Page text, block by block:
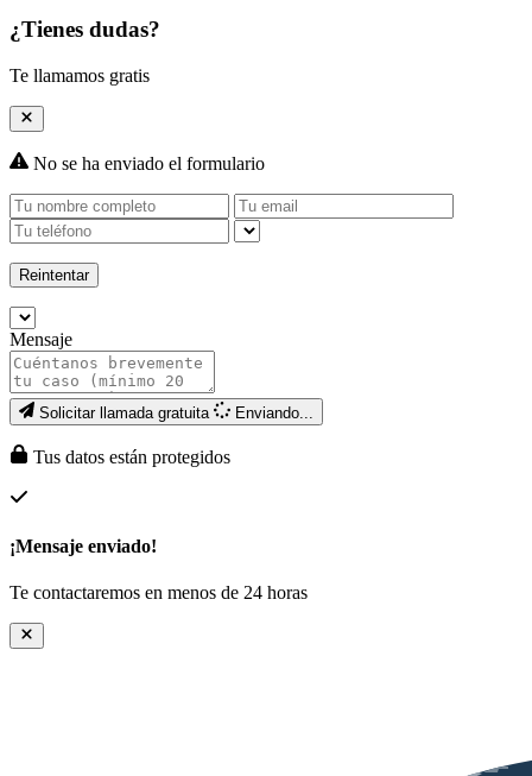
¿Tienes dudas?
Te llamamos gratis
No se ha enviado el formulario
Reintentar
Mensaje
Solicitar llamada gratuita Enviando...
Tus datos están protegidos
¡Mensaje enviado!
Te contactaremos en menos de 24 horas